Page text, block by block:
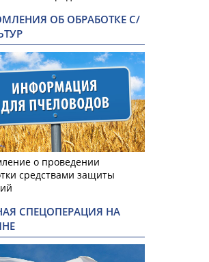
ОБ ОБРАБОТКЕ С/
о проведении
средствами защиты
СПЕЦОПЕРАЦИЯ НА